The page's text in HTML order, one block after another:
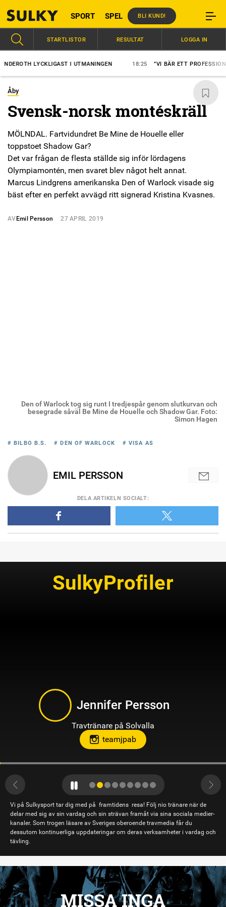
SPORT SPEL BLI KUND!
LYCKLIGAST I UTMANINGEN 18:25 ”VI BÄR ETT
STARTLISTOR RESULTAT LOGGA IN
Åby
Svensk-norsk montéskräll
MÖLNDAL. Fartvidundret Be Mine de Houelle eller
toppstoet Shadow Gar?
Det var frågan de flesta ställde sig inför lördagens
Olympiamontén, men svaret blev något helt annat.
Marcus Lindgrens amerikanska Den of Warlock visade sig
bäst efter en perfekt avvägd ritt signerad Kristina Kvasnes.
AV Emil Persson 27 APRIL 2019
Den of Warlock tog sig runt I tredjespår genom slutkurvan och
besegrade såväl Be Mine de Houelle och Shadow Gar. Foto:
Simon Hagen
# BILBO B.S. # DEN OF WARLOCK # VISA AS
EMIL PERSSON
DELA ARTIKELN SOCIALT:
SulkyProfiler
Jennifer Persson
Travtränare på Solvalla
teamjpab
Vi på Sulkysport tar dig med på framtidens resa! Följ nio tränare när de
delar med sig av sin vardag och sin strävan framåt via sina sociala medier-
kanaler. Som trogen läsare av Sveriges oberoende travmedia får du
dessutom kontinuerliga uppdateringar om deras verksamheter i vardag och
tävling.
MISSA INGA